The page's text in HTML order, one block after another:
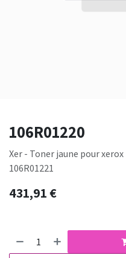
106R01220
Xer - Toner jaune pour
106R01221
431,91€